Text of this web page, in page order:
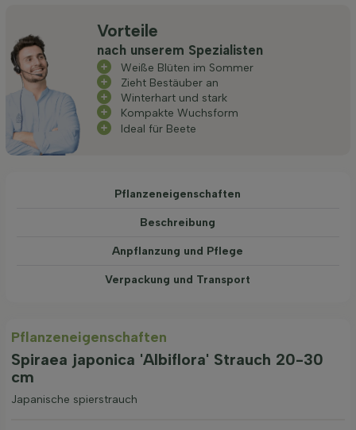
Vorteile
nach unserem Spezialisten
Weiße Blüten im Sommer
Zieht Bestäuber an
Winterhart und stark
Kompakte Wuchsform
Ideal für Beete
Pflanzeneigenschaften
Beschreibung
Anpflanzung und Pflege
Verpackung und Transport
Pflanzeneigenschaften
Spiraea japonica 'Albiflora' Strauch 20-30
cm
Japanische spierstrauch